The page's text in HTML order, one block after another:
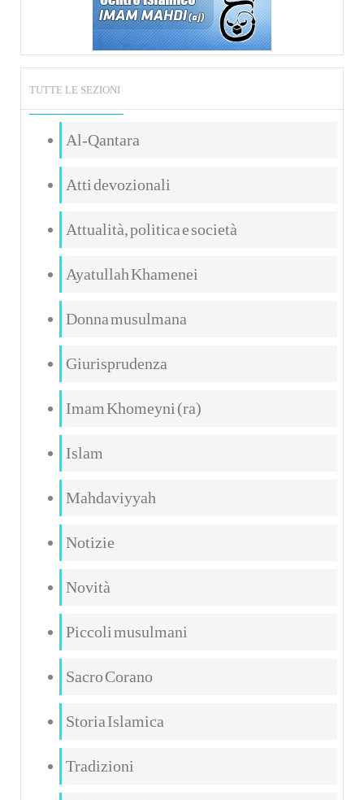
TUTTE LE SEZIONI
Al-Qantara
Atti devozionali
Attualità, politica e società
Ayatullah Khamenei
Donna musulmana
Giurisprudenza
Imam Khomeyni (ra)
Islam
Mahdaviyyah
Notizie
Novità
Piccoli musulmani
Sacro Corano
Storia Islamica
Tradizioni